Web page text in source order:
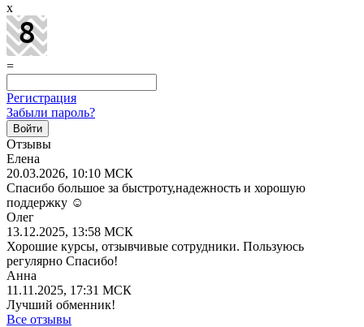
x
=
Регистрация
Забыли пароль?
Отзывы
Елена
20.03.2026, 10:10 МСК
Спасибо большое за быстроту,надежность и хорошую
поддержку ☺️
Олег
13.12.2025, 13:58 МСК
Хорошие курсы, отзывчивые сотрудники. Пользуюсь
регулярно Спасибо!
Анна
11.11.2025, 17:31 МСК
Лучший обменник!
Все отзывы